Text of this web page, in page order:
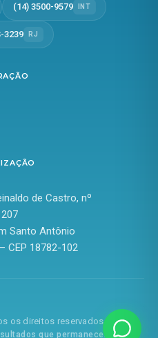
(14) 3500-9579 INT
3239 RJ
de Castro, nº
207
Santo Antônio
CEP 18782-102
os direitos reservados.
que permanecem.